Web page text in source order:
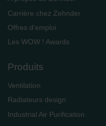
Carrière chez Zehnder
Offres d'emploi
Les WOW ! Awards
Produits
Ventilation
Radiateurs design
Industrial Air Purification